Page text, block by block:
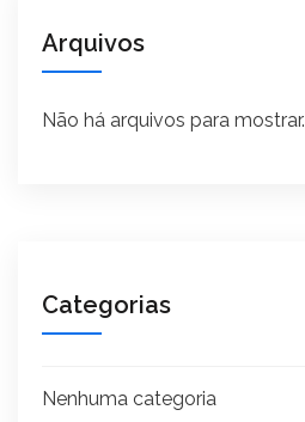
Arquivos
Não há arquivos para mostrar.
Categorias
Nenhuma categoria